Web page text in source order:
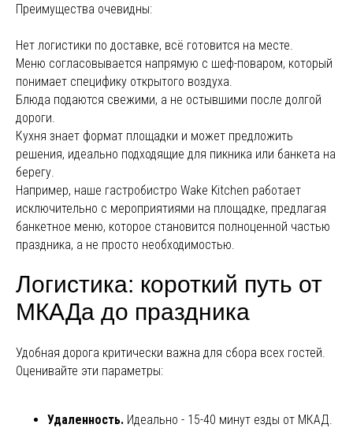
Преимущества очевидны:
Нет логистики по доставке, всё готовится на месте.
Меню согласовывается напрямую с шеф-поваром, который
понимает специфику открытого воздуха.
Блюда подаются свежими, а не остывшими после долгой
дороги.
Кухня знает формат площадки и может предложить
решения, идеально подходящие для пикника или банкета на
берегу.
Например, наше гастробистро Wake Kitchen работает
исключительно с мероприятиями на площадке, предлагая
банкетное меню, которое становится полноценной частью
праздника, а не просто необходимостью.
Логистика: короткий путь от
МКАДа до праздника
Удобная дорога критически важна для сбора всех гостей.
Оценивайте эти параметры:
Удаленность. Идеально - 15-40 минут езды от МКАД.